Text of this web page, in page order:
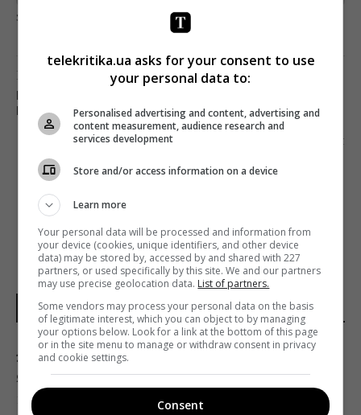
загрузка...
Попередня стаття
ЕНЕРГЕТИКУ
Наступна стаття
FACEBOOK ПОСИЛИВ БОРОТЬБУ З КРАДЕНИМ
КОНТЕНТОМ
НОВИНИ УКРАЇНИ І СВІТУ
11 серпня в Україну зайдуть дощі та грози:
які області зачепить (мапа)
16:30 понеділок, 10 серпня 2026
telekritika.ua asks for your consent to use
your personal data to:
Personalised advertising and content, advertising and
content measurement, audience research and
services development
Store and/or access information on a device
Learn more
Your personal data will be processed and information from
your device (cookies, unique identifiers, and other device
data) may be stored by, accessed by and shared with 227
partners, or used specifically by this site. We and our partners
may use precise geolocation data. List of partners.
Some vendors may process your personal data on the basis
of legitimate interest, which you can object to by managing
your options below. Look for a link at the bottom of this page
or in the site menu to manage or withdraw consent in privacy
and cookie settings.
Consent